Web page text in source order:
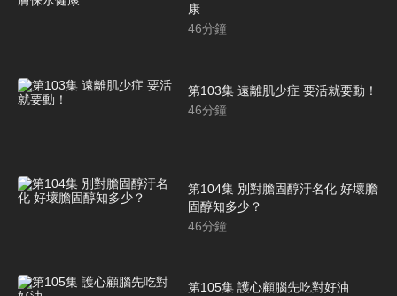
康
46分鐘
第103集 遠離肌少症 要活就要動！
46分鐘
第104集 別對膽固醇汙名化 好壞膽
固醇知多少？
46分鐘
第105集 護心顧腦先吃對好油